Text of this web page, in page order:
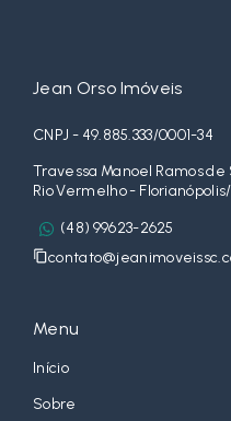
Jean Orso Imóveis
CNPJ - 49.885.333/0001-34
Travessa Manoel Ramos
Rio Vermelho -
(48) 99623-2625
Menu
Início
Sobre